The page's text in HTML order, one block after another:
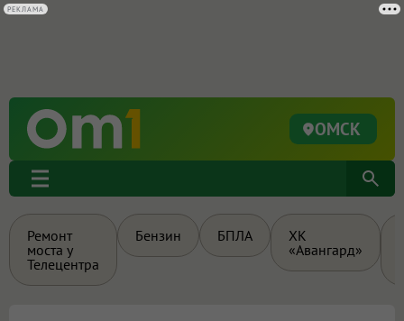
ОМСК
Ремонт
моста у
Телецентра
Бензин БПЛА
ХК
«Авангард»